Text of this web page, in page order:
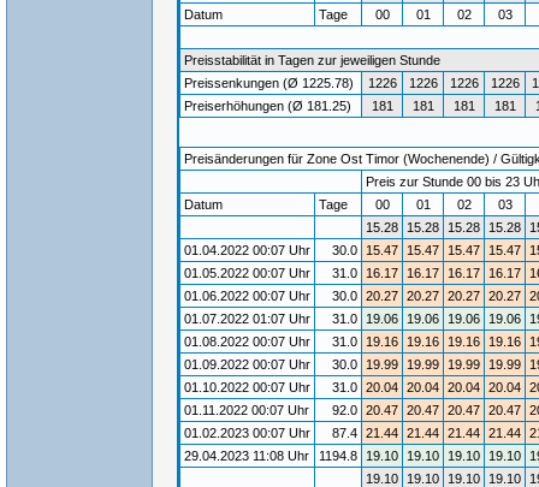
Datum
Tage 00 01 02 03
Preisstabilität in Tagen zur jeweiligen Stunde
Preissenkungen (Ø 1225.78)
1226 1226 1226 1226
Preiserhöhungen (Ø 181.25)
181 181 181 181
Preisänderungen für Zone Ost Timor (Wochenende) /
Preis zur Stunde 00 bis 23
Datum
Tage 00 01 02 03
15.28
15.28 15.28 15.28
01.04.2022 00:07 Uhr
30.0 15.47 15.47 15.47 15.47
01.05.2022 00:07 Uhr
31.0 16.17 16.17 16.17 16.17
01.06.2022 00:07 Uhr
30.0 20.27 20.27 20.27 20.27
01.07.2022 01:07 Uhr
31.0 19.06 19.06 19.06 19.06
01.08.2022 00:07 Uhr
31.0 19.16 19.16 19.16 19.16
01.09.2022 00:07 Uhr
30.0 19.99 19.99 19.99 19.99
01.10.2022 00:07 Uhr
31.0 20.04 20.04 20.04 20.04
01.11.2022 00:07 Uhr
92.0 20.47 20.47 20.47 20.47
01.02.2023 00:07 Uhr
87.4 21.44 21.44 21.44 21.44
29.04.2023 11:08 Uhr
1194.8 19.10 19.10 19.10 19.10
19.10
19.10 19.10 19.10